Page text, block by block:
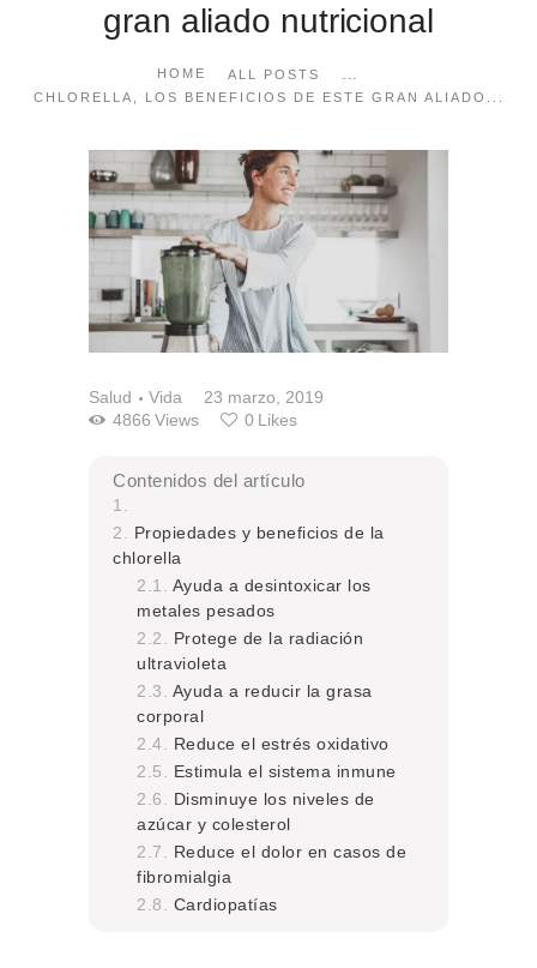
gran aliado nutricional
HOME ALL POSTS ...
CHLORELLA, LOS BENEFICIOS DE ESTE GRAN ALIADO...
Salud Vida
23 marzo, 2019
4866 Views 0 Likes
Contenidos del artículo
Propiedades y beneficios de la
chlorella
Ayuda a desintoxicar los
metales pesados
Protege de la radiación
ultravioleta
Ayuda a reducir la grasa
corporal
Reduce el estrés oxidativo
Estimula el sistema inmune
Disminuye los niveles de
azúcar y colesterol
Reduce el dolor en casos de
fibromialgia
Cardiopatías